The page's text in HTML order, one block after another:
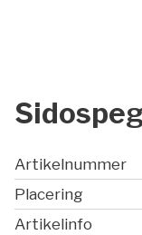
Artikelnummer
Placering
Artikelinfo